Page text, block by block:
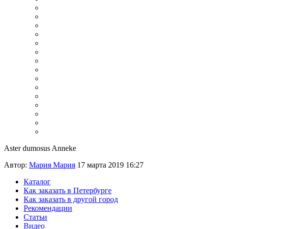
Aster dumosus Anneke
Автор: Мария Мария 17 марта 2019 16:27
Каталог
Как заказать в Петербурге
Как заказать в другой город
Рекомендации
Статьи
Видео